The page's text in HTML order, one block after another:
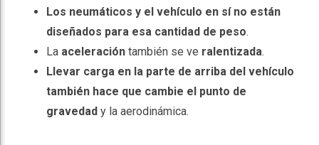
Los neumáticos y el vehículo en sí no están
diseñados para esa cantidad de peso.
La aceleración también se ve ralentizada.
Llevar carga en la parte de arriba del vehículo
también hace que cambie el punto de
gravedad y la aerodinámica.